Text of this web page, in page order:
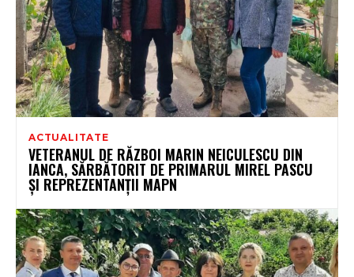
ACTUALITATE
VETERANUL DE RĂZBOI MARIN NEICULESCU DIN
IANCA, SĂRBĂTORIT DE PRIMARUL MIREL PASCU
ȘI REPREZENTANȚII MAPN